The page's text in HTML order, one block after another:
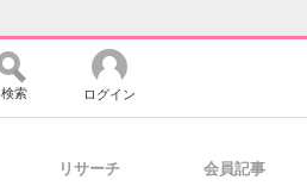
検索 ログイン
リサーチ 会員記事